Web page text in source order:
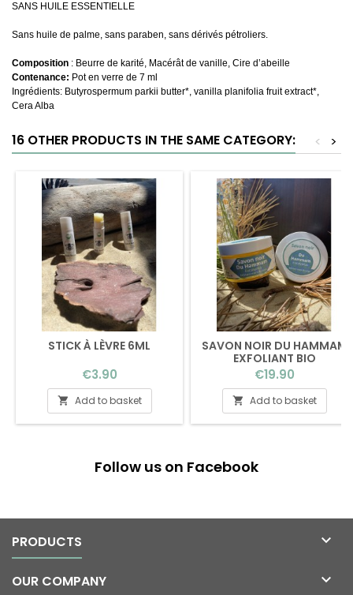
SANS HUILE ESSENTIELLE
Sans huile de palme, sans paraben, sans dérivés pétroliers.
Composition : Beurre de karité, Macérât de vanille, Cire d’abeille
Contenance: Pot en verre de 7 ml
Ingrédients: Butyrospermum parkii butter*, vanilla planifolia fruit extract*,
Cera Alba
16 OTHER PRODUCTS IN THE SAME CATEGORY: >
<
STICK À LÈVRE 6ML
Price
€3.90
 Add to basket
SAVON NOIR DU HAMMAM
EXFOLIANT BIO
Price
€19.90
 Add to basket
Follow us on Facebook
PRODUCTS 
OUR COMPANY 